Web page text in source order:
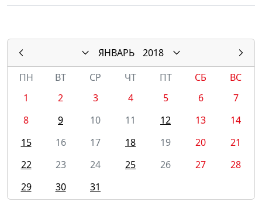
ЯНВАРЬ
2018
ПН
ВТ СР ЧТ ПТ СБ
ВС
1
2 3 4 5 6
7
8
9 10 11 12 13
14
15
16 17 18 19 20
21
22
23 24 25 26 27
28
29
30 31